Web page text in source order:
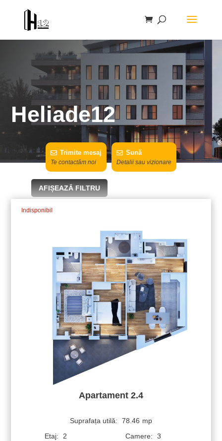
Heliade12
Trimite mesaj
Te contactăm noi
Sună
Detalii sau vizionare
AFIȘEAZĂ FILTRU
Indisponibil
Apartament 2.4
Suprafața utilă: 78.46 mp
Etaj:
2 Camere: 3